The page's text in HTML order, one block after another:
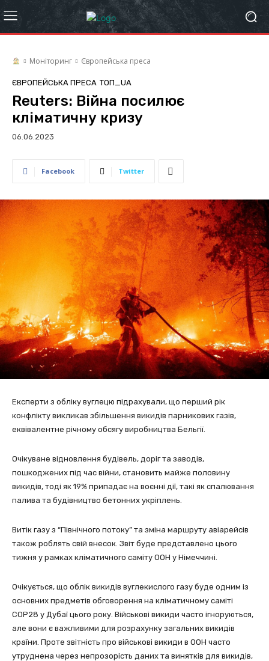
Моніторинг Європейська преса
ЄВРОПЕЙСЬКА ПРЕСА ТОП_UA
Reuters: Війна посилює
кліматичну кризу
06.06.2023
Facebook Twitter
Експерти з обліку вуглецю підрахували, що перший рік
конфлікту викликав збільшення викидів парникових газів,
еквівалентне річному обсягу виробництва Бельгії.
Очікуване відновлення будівель, доріг та заводів,
пошкоджених під час війни, становить майже половину
викидів, тоді як 19% припадає на воєнні дії, такі як спалювання
палива та будівництво бетонних укріплень.
Витік газу з “Північного потоку” та зміна маршруту авіарейсів
також роблять свій внесок. Звіт буде представлено цього
тижня у рамках кліматичного саміту ООН у Німеччині.
Очікується, що облік викидів вуглекислого газу буде одним із
основних предметів обговорення на кліматичному саміті
COP28 у Дубаї цього року. Військові викиди часто ігноруються,
але вони є важливими для розрахунку загальних викидів
країни. Проте звітність про військові викиди в ООН часто
утруднена через непрозорість даних та винятків для викидів,